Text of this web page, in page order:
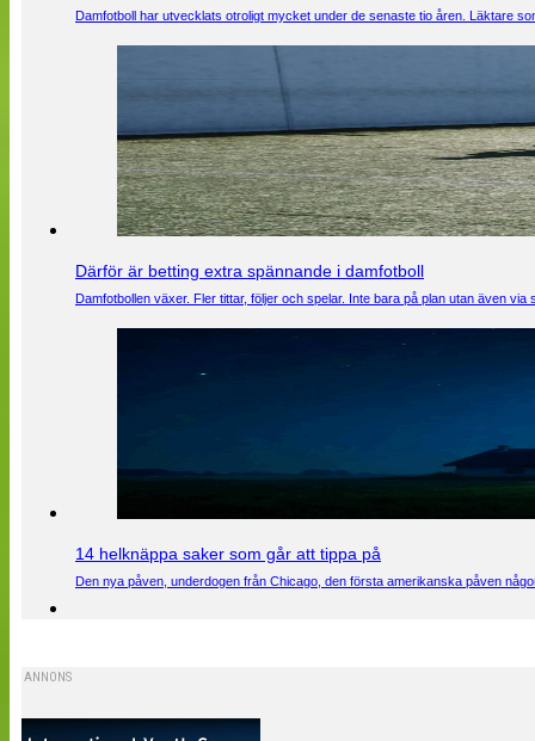
Damfotboll har utvecklats otroligt mycket under de senaste tio åren. Läktare
Därför är betting extra spännande i damfotboll
Damfotbollen växer. Fler tittar, följer och spelar. Inte bara på plan utan även
14 helknäppa saker som går att tippa på
Den nya påven, underdogen från Chicago, den första amerikanska påven
ANNONS